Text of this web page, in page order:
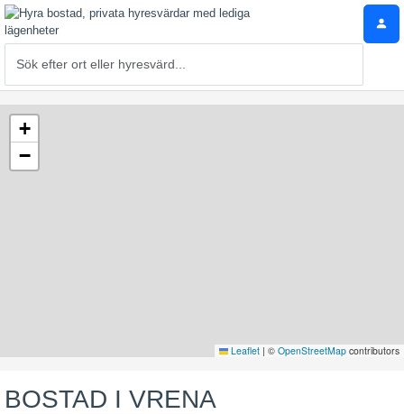
+
−
Leaflet | © OpenStreetMap contributors
BOSTAD I VRENA